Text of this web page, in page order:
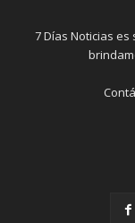
7 Días Noticias